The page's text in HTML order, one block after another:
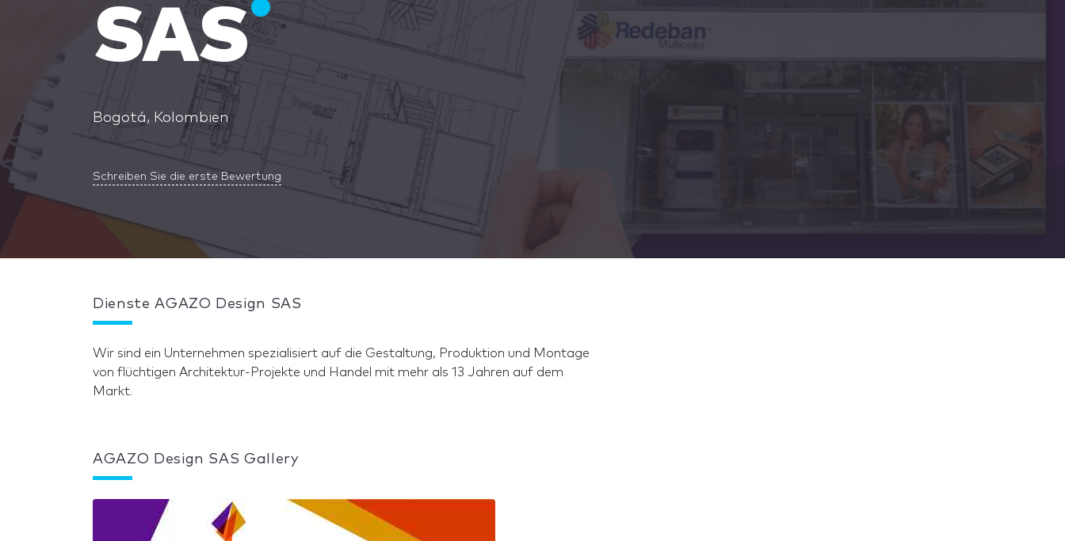
SAS
Bogotá, Kolombien
Schreiben Sie die erste Bewertung
Dienste AGAZO Design SAS
Wir sind ein Unternehmen spezialisiert auf die Gestaltung, Produktion und Montage
von flüchtigen Architektur-Projekte und Handel mit mehr als 13 Jahren auf dem
Markt.
AGAZO Design SAS Gallery